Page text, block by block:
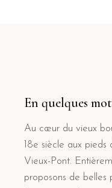
En quelques
Au cœur du vieux
18e siècle aux
Vieux-Pont.
proposons de belles